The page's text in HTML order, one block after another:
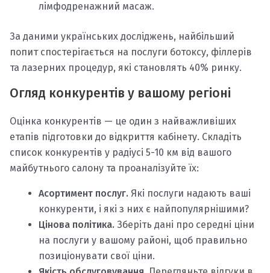
лімфодренажний масаж.
За даними українських досліджень, найбільший
попит спостерігається на послуги ботоксу, філлерів
та лазерних процедур, які становлять 40% ринку.
Огляд конкурентів у вашому регіоні
Оцінка конкурентів — це один з найважливіших
етапів підготовки до відкриття кабінету. Складіть
список конкурентів у радіусі 5-10 км від вашого
майбутнього салону та проаналізуйте їх:
Асортимент послуг. Які послуги надають ваші
конкуренти, і які з них є найпопулярнішими?
Цінова політика. Зберіть дані про середні ціни
на послуги у вашому районі, щоб правильно
позиціонувати свої ціни.